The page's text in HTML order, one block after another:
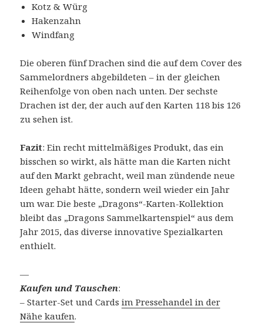
Kotz & Würg
Hakenzahn
Windfang
Die oberen fünf Drachen sind die auf dem Cover des
Sammelordners abgebildeten – in der gleichen
Reihenfolge von oben nach unten. Der sechste
Drachen ist der, der auch auf den Karten 118 bis 126
zu sehen ist.
Fazit: Ein recht mittelmäßiges Produkt, das ein
bisschen so wirkt, als hätte man die Karten nicht
auf den Markt gebracht, weil man zündende neue
Ideen gehabt hätte, sondern weil wieder ein Jahr
um war. Die beste „Dragons“-Karten-Kollektion
bleibt das „Dragons Sammelkartenspiel“ aus dem
Jahr 2015, das diverse innovative Spezialkarten
enthielt.
—
Kaufen und Tauschen:
– Starter-Set und Cardsim Pressehandel in der
Nähe kaufen.